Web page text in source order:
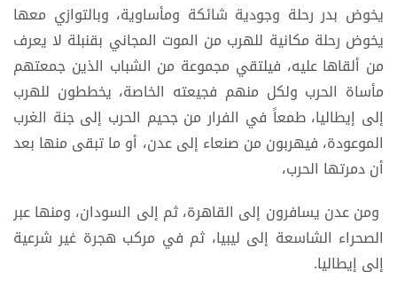
يخوض بدر رحلة وجودية شائكة ومأساوية، وبالتوازي معها
يخوض رحلة مكانية للهرب من الموت المجاني بقنبلة لا يعرف
من ألقاها عليه، فيلتقي مجموعة من الشباب الذين جمعتهم
مأساة الحرب ولكل منهم فجيعته الخاصة، يخططون للهرب
إلى إيطاليا، طمعاً في الفرار من جحيم الحرب إلى جنة الغرب
الموعودة، فيهربون من صنعاء إلى عدن، أو ما تبقى منها بعد
أن دمرتها الحرب،
ومن عدن يسافرون إلى القاهرة، ثم إلى السودان، ومنها عبر
الصحراء الشاسعة إلى ليبيا، ثم في مركب هجرة غير شرعية
إلى إيطاليا.